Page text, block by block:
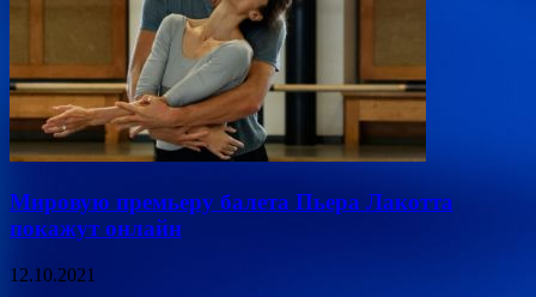
Мировую премьеру балета Пьера Лакотта
покажут онлайн
12.10.2021